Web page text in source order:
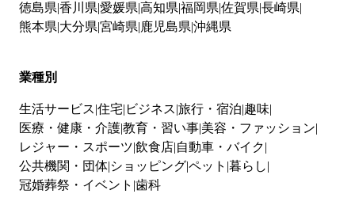
徳島県 香川県 愛媛県 高知県 福岡県 佐賀県 長崎県
熊本県 大分県 宮崎県 鹿児島県 沖縄県
業種別
生活サービス 住宅 ビジネス 旅行・宿泊 趣味
医療・健康・介護教育・習い事 美容・ファッション
レジャー・スポーツ 飲食店 自動車・バイク
公共機関・団体 ショッピングペット 暮らし
冠婚葬祭・イベント 歯科